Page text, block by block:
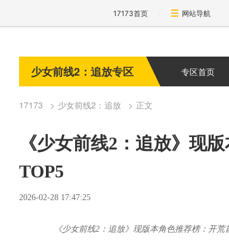
17173首页 网站导航
少女前线2：追放专区 专区首页
17173 少女前线2：追放 正文
《少女前线2：追放》现
TOP5
2026-02-28 17:47:25
《少女前线2：追放》现版本角色推荐榜：开